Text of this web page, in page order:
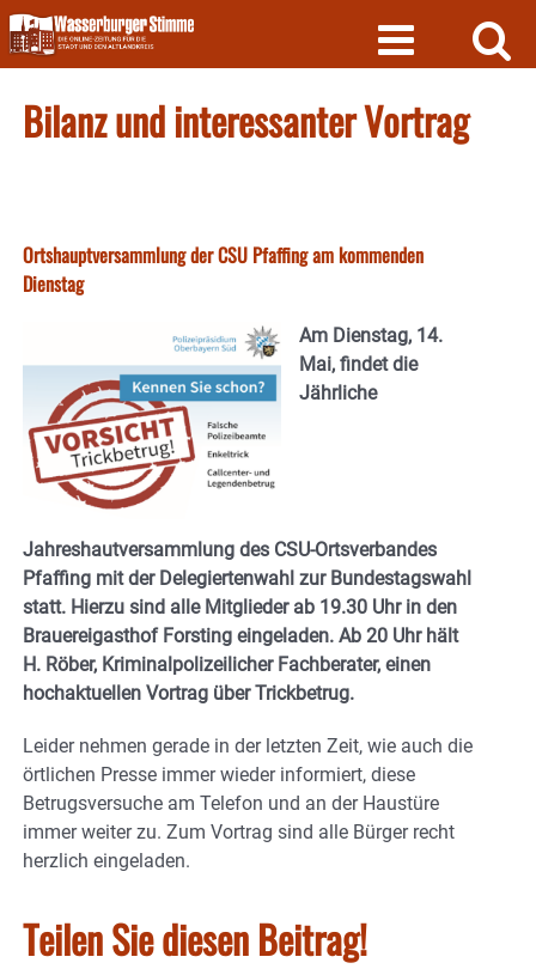
Skip
to
content
Bilanz und interessanter Vortrag
Ortshauptversammlung der CSU Pfaffing am kommenden
Dienstag
Am Dienstag, 14.
Mai, findet die
Jährliche
Jahreshautversammlung des CSU-Ortsverbandes
Pfaffing mit der Delegiertenwahl zur Bundestagswahl
statt. Hierzu sind alle Mitglieder ab 19.30 Uhr in den
Brauereigasthof Forsting eingeladen. Ab 20 Uhr hält
H. Röber, Kriminalpolizeilicher Fachberater, einen
hochaktuellen Vortrag über Trickbetrug.
Leider nehmen gerade in der letzten Zeit, wie auch die
örtlichen Presse immer wieder informiert, diese
Betrugsversuche am Telefon und an der Haustüre
immer weiter zu. Zum Vortrag sind alle Bürger recht
herzlich eingeladen.
Teilen Sie diesen Beitrag!